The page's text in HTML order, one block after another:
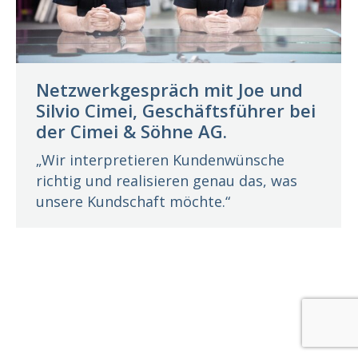
Netzwerkgespräch mit Joe und
Silvio Cimei, Geschäftsführer bei
der Cimei & Söhne AG.
„Wir interpretieren Kundenwünsche
richtig und realisieren genau das, was
unsere Kundschaft möchte.“